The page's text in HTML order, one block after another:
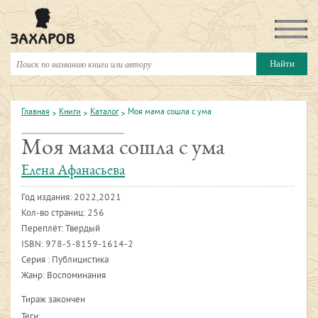
Главная Книги Каталог Моя мама сошла с ума
Моя мама сошла с ума
Елена Афанасьева
Год издания: 2022,2021
Кол-во страниц: 256
Переплёт: Твердый
ISBN: 978-5-8159-1614-2
Серия : Публицистика
Жанр: Воспоминания
Тираж закончен